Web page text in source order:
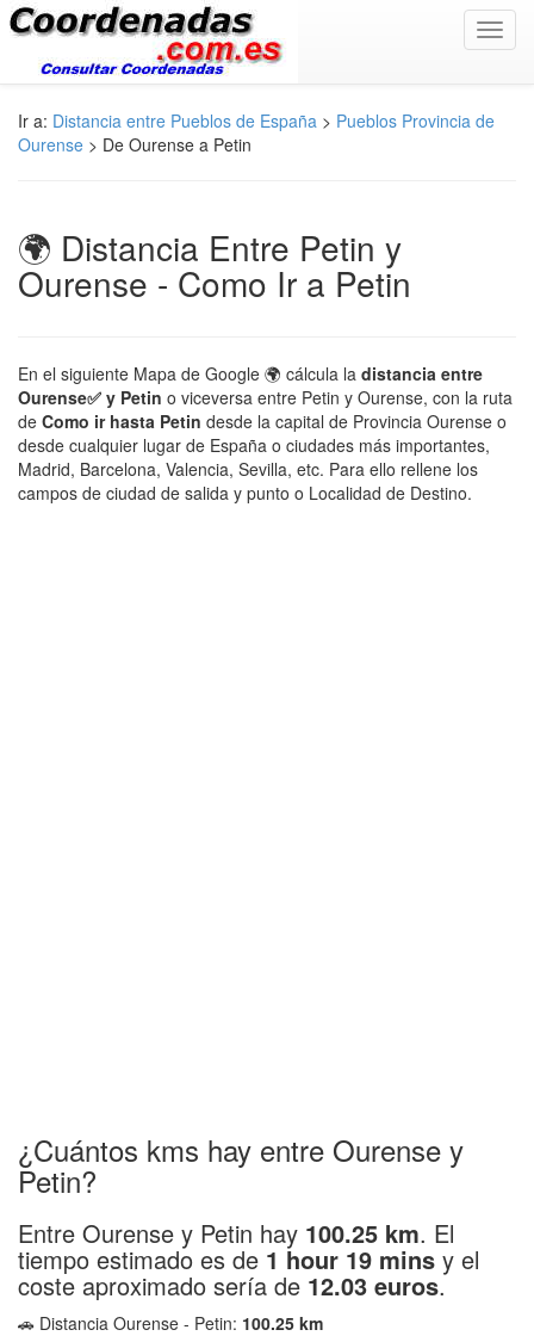
Ir a: Distancia entre Pueblos de España > Pueblos Provincia de
Ourense > De Ourense a Petin
🌍 Distancia Entre Petin y
Ourense - Como Ir a Petin
En el siguiente Mapa de Google 🌍 cálcula la distancia entre
Ourense✅ y Petin o viceversa entre Petin y Ourense, con la ruta
de Como ir hasta Petin desde la capital de Provincia Ourense o
desde cualquier lugar de España o ciudades más importantes,
Madrid, Barcelona, Valencia, Sevilla, etc. Para ello rellene los
campos de ciudad de salida y punto o Localidad de Destino.
¿Cuántos kms hay entre Ourense y
Petin?
Entre Ourense y Petin hay 100.25 km. El
tiempo estimado es de 1 hour 19 mins y el
coste aproximado sería de 12.03 euros.
🚗 Distancia Ourense - Petin: 100.25 km